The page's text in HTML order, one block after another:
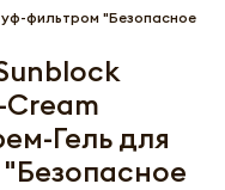
фильтром "Безопасное
Гель для